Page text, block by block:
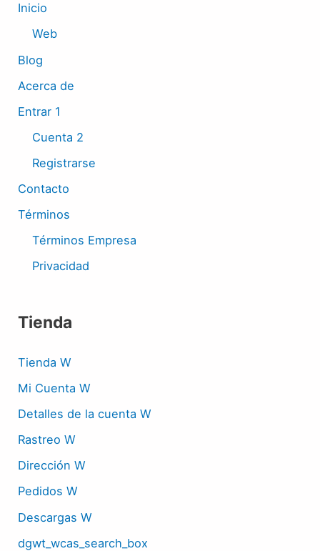
Inicio
Web
Blog
Acerca de
Entrar 1
Cuenta 2
Registrarse
Contacto
Términos
Términos Empresa
Privacidad
Tienda
Tienda W
Mi Cuenta W
Detalles de la cuenta W
Rastreo W
Dirección W
Pedidos W
Descargas W
dgwt_wcas_search_box